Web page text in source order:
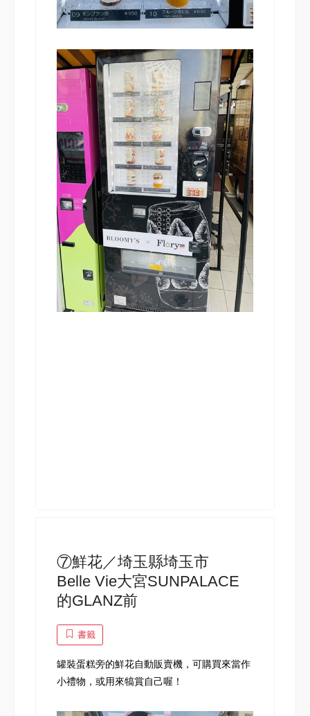
⑦鮮花／埼玉縣埼玉市
Belle Vie大宮SUNPALACE
的GLANZ前
書籤
罐裝蛋糕旁的鮮花自動販賣機，可購買來當作
小禮物，或用來犒賞自己喔！